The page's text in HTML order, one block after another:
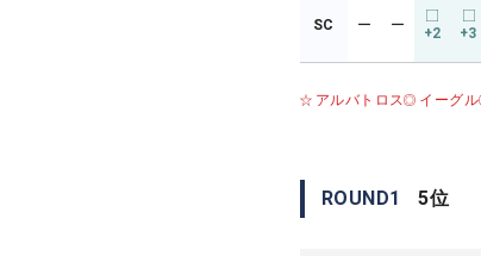
SC ー ー +2 +3
アルバトロス イーグル
ROUND1 5位